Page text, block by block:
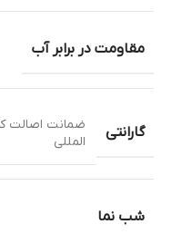
مقاومت در برابر آب
گارانتی
المللی
شب نما